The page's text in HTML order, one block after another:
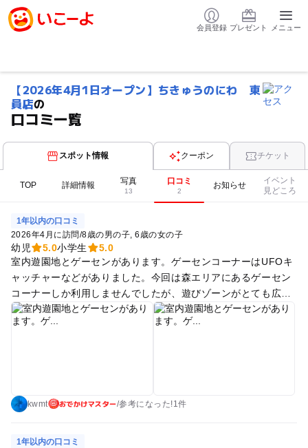
会員登録 プレゼント メニュー
【2026年4月1日オープン】ちきゅうのにわ 東
員店の
口コミ一覧
スポット情報 クーポン チケット
TOP 詳細情報 写真
13
口コミ
2
お知らせ
イベント
見どころ
1年以内の口コミ
2026年4月に訪問/8歳の男の子 6歳の女の子
幼児 5.0小学生
5.0
室内遊園地とゲーセンがあります。ゲーセンコーナーはUFOキ
ャッチャーなどがありました。今回は森エリアにあるゲーセン
コーナーしか利用しませんでしたが、遊びゾーンがとても広く
て楽しそうなのでまた行きたいと思います。
kwmt おでかけマスター/参考に なった!1件
1年以内の口コミ